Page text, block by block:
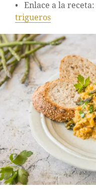
Enlace a la receta:
trigueros